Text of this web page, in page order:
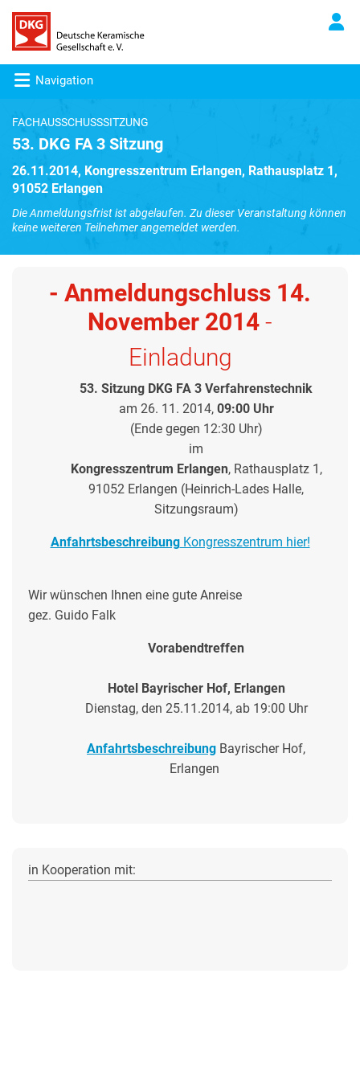
Navigation
FACHAUSSCHUSSSITZUNG
53. DKG FA 3 Sitzung
26.11.2014, Kongresszentrum Erlangen, Rathausplatz 1,
91052 Erlangen
Die Anmeldungsfrist ist abgelaufen. Zu dieser Veranstaltung können
keine weiteren Teilnehmer angemeldet werden.
- Anmeldungschluss 14.
November 2014 -
Einladung
53. Sitzung DKG FA 3 Verfahrenstechnik
am 26. 11. 2014, 09:00 Uhr
(Ende gegen 12:30 Uhr)
im
Kongresszentrum Erlangen, Rathausplatz 1,
91052 Erlangen (Heinrich-Lades Halle,
Sitzungsraum)
AnfahrtsbeschreibungKongresszentrum hier!
Wir wünschen Ihnen eine gute Anreise
gez. Guido Falk
Vorabendtreffen
Hotel Bayrischer Hof, Erlangen
Dienstag, den 25.11.2014, ab 19:00 Uhr
Anfahrtsbeschreibung Bayrischer Hof,
Erlangen
in Kooperation mit: